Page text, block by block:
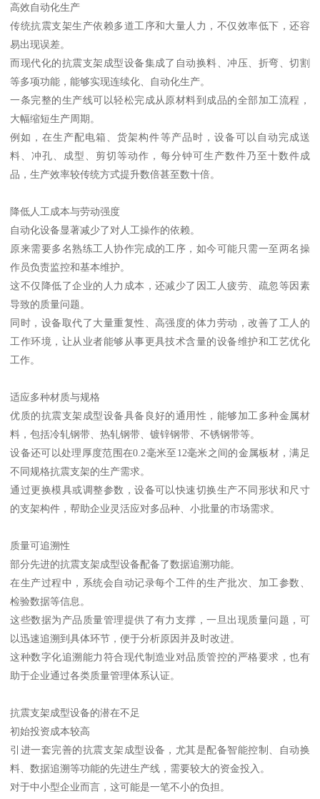
高效自动化生产
传统抗震支架生产依赖多道工序和大量人力，不仅效率低下，还容
易出现误差。
而现代化的抗震支架成型设备集成了自动换料、冲压、折弯、切割
等多项功能，能够实现连续化、自动化生产。
一条完整的生产线可以轻松完成从原材料到成品的全部加工流程，
大幅缩短生产周期。
例如，在生产配电箱、货架构件等产品时，设备可以自动完成送
料、冲孔、成型、剪切等动作，每分钟可生产数件乃至十数件成
品，生产效率较传统方式提升数倍甚至数十倍。
降低人工成本与劳动强度
自动化设备显著减少了对人工操作的依赖。
原来需要多名熟练工人协作完成的工序，如今可能只需一至两名操
作员负责监控和基本维护。
这不仅降低了企业的人力成本，还减少了因工人疲劳、疏忽等因素
导致的质量问题。
同时，设备取代了大量重复性、高强度的体力劳动，改善了工人的
工作环境，让从业者能够从事更具技术含量的设备维护和工艺优化
工作。
适应多种材质与规格
优质的抗震支架成型设备具备良好的通用性，能够加工多种金属材
料，包括冷轧钢带、热轧钢带、镀锌钢带、不锈钢带等。
设备还可以处理厚度范围在0.2毫米至12毫米之间的金属板材，满足
不同规格抗震支架的生产需求。
通过更换模具或调整参数，设备可以快速切换生产不同形状和尺寸
的支架构件，帮助企业灵活应对多品种、小批量的市场需求。
质量可追溯性
部分先进的抗震支架成型设备配备了数据追溯功能。
在生产过程中，系统会自动记录每个工件的生产批次、加工参数、
检验数据等信息。
这些数据为产品质量管理提供了有力支撑，一旦出现质量问题，可
以迅速追溯到具体环节，便于分析原因并及时改进。
这种数字化追溯能力符合现代制造业对品质管控的严格要求，也有
助于企业通过各类质量管理体系认证。
抗震支架成型设备的潜在不足
初始投资成本较高
引进一套完善的抗震支架成型设备，尤其是配备智能控制、自动换
料、数据追溯等功能的先进生产线，需要较大的资金投入。
对于中小型企业而言，这可能是一笔不小的负担。